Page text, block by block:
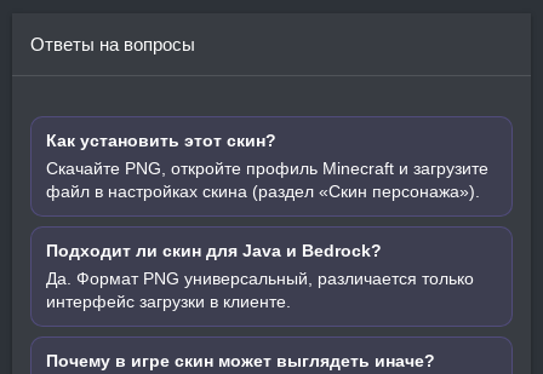
Ответы на вопросы
Как установить этот скин?
Скачайте PNG, откройте профиль Minecraft и загрузите
файл в настройках скина (раздел «Скин персонажа»).
Подходит ли скин для Java и Bedrock?
Да. Формат PNG универсальный, различается только
интерфейс загрузки в клиенте.
Почему в игре скин может выглядеть иначе?